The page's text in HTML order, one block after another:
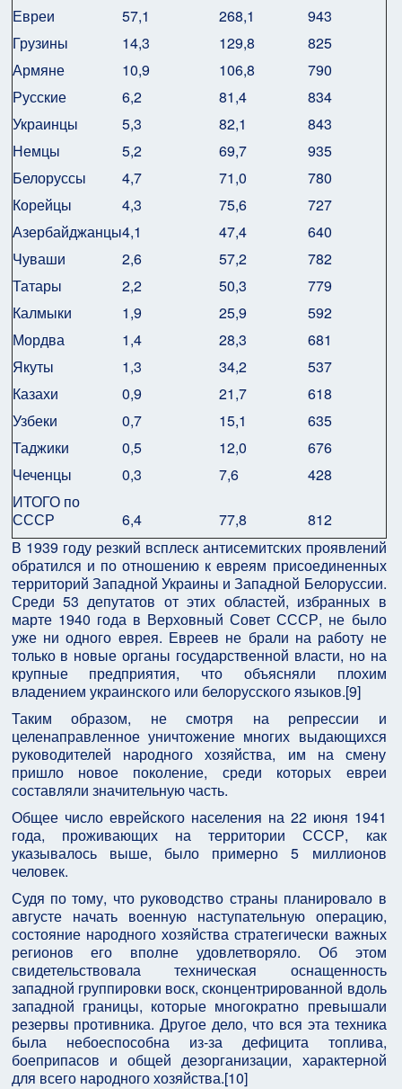
Евреи 57,1 268,1
943
Грузины
14,3 129,8
825
Армяне
10,9 106,8
790
Русские
6,2 81,4
834
Украинцы
5,3 82,1
843
Немцы
5,2 69,7
935
Белоруссы
4,7 71,0
780
Корейцы
4,3 75,6
727
Азербайджанцы4,1 47,4
640
Чуваши
2,6 57,2
782
Татары
2,2 50,3
779
Калмыки
1,9 25,9
592
Мордва
1,4 28,3
681
Якуты
1,3 34,2
537
Казахи
0,9 21,7
618
Узбеки
0,7 15,1
635
Таджики
0,5 12,0
676
Чеченцы
0,3 7,6
428
ИТОГО по
СССР
6,4 77,8
812
В 1939 году резкий всплеск антисемитских проявлений
обратился и по отношению к евреям присоединенных
территорий Западной Украины и Западной Белоруссии.
Среди 53 депутатов от этих областей, избранных в
марте 1940 года в Верховный Совет СССР, не было
уже ни одного еврея. Евреев не брали на работу не
только в новые органы государственной власти, но на
крупные предприятия, что объясняли плохим
владением украинского или белорусского языков.[9]
Таким образом, не смотря на репрессии и
целенаправленное уничтожение многих выдающихся
руководителей народного хозяйства, им на смену
пришло новое поколение, среди которых евреи
составляли значительную часть.
Общее число еврейского населения на 22 июня 1941
года, проживающих на территории СССР, как
указывалось выше, было примерно 5 миллионов
человек.
Судя по тому, что руководство страны планировало в
августе начать военную наступательную операцию,
состояние народного хозяйства стратегически важных
регионов его вполне удовлетворяло. Об этом
свидетельствовала техническая оснащенность
западной группировки воск, сконцентрированной вдоль
западной границы, которые многократно превышали
резервы противника. Другое дело, что вся эта техника
была небоеспособна из-за дефицита топлива,
боеприпасов и общей дезорганизации, характерной
для всего народного хозяйства.[10]